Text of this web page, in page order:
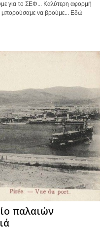
για το ΣΕΦ... Καλύτερη αφορμή
μπορούσαμε να βρούμε... Εδώ
παλαιών